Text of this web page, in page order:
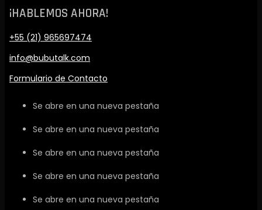
¡HABLEMOS AHORA!
+55 (21) 965697474
info@bubutalk.com
Formulario de Contacto
Se abre en una nueva pestaña
Se abre en una nueva pestaña
Se abre en una nueva pestaña
Se abre en una nueva pestaña
Se abre en una nueva pestaña